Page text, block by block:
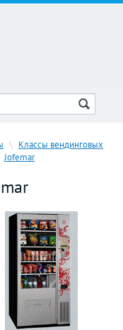
\ Классы вендинговых
Jofemar